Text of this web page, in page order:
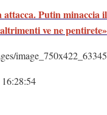
attacca. Putin minaccia
ve ne pentirete»